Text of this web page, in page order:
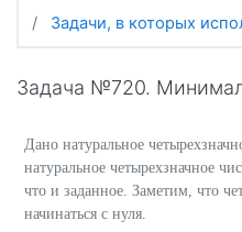
Задачи, в которых
Задача №720.
Дано натуральное
натуральное четырехзначное
что и заданное. Заметим, что
начинаться с нуля.